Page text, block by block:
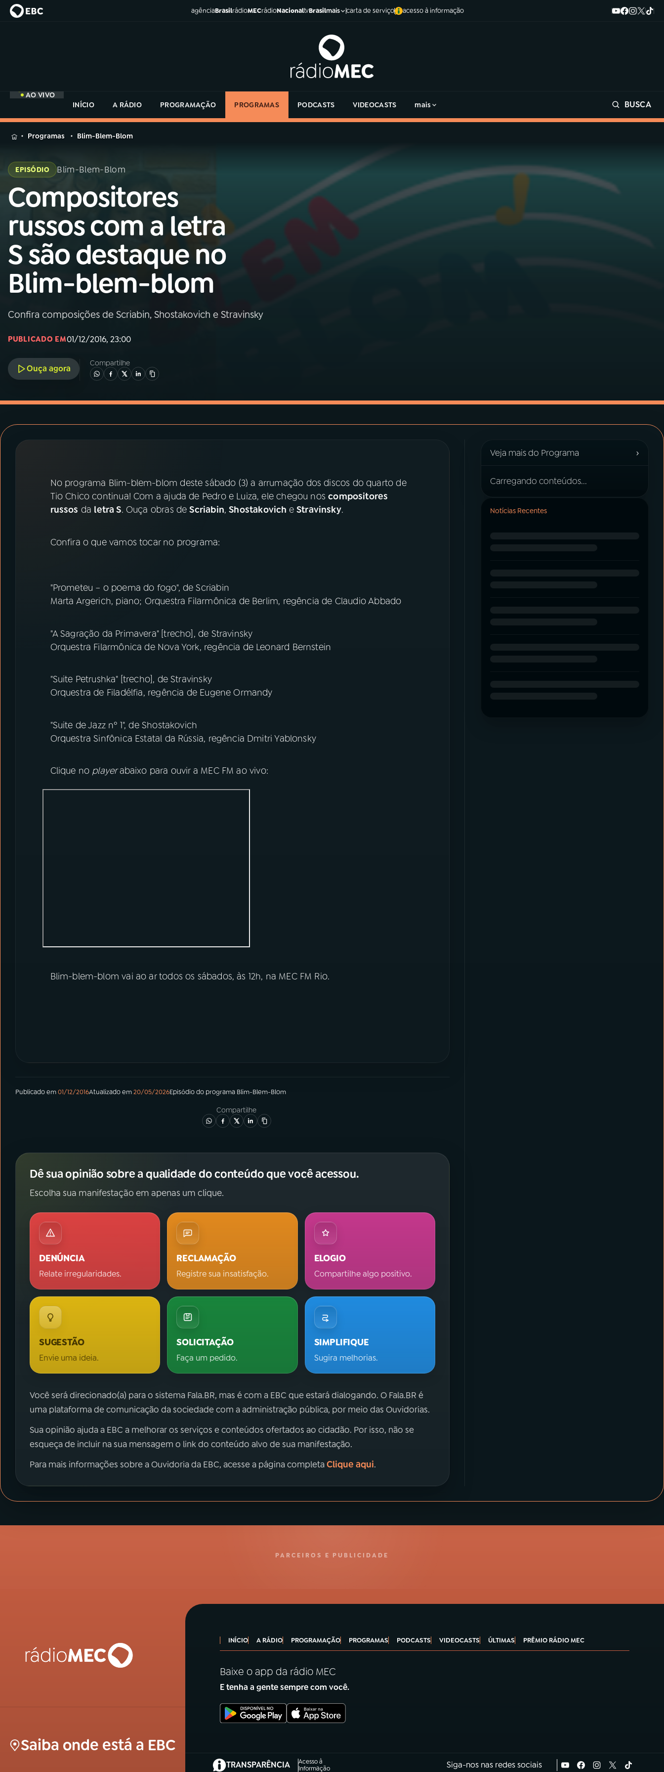
agênciaBrasilrádioMECrádioNacionaltvBrasilmais carta de serviço acesso à informação
AO VIVO
INÍCIO
A RÁDIO PROGRAMAÇÃO PROGRAMAS PODCASTS VIDEOCASTS mais BUSCA
MENU
Buscar
na
Rádio
MEC
01INÍCIO
A RÁDIO
03PROGRAMAÇÃO
05PODCASTS
PRÊMIO RÁDIO MEC
ACOMPANHE A RÁDIO MEC
na
Rádio
Programas Blim-Blem-Blom
EPISÓDIO Blim-Blem-Blom
Compositores
russos com a letra
S são destaque no
Blim-blem-blom
Confira composições de Scriabin, Shostakovich e Stravinsky
PUBLICADO EM01/12/2016, 23:00
Ouça agora
Compartilhe
No programa Blim-blem-blom deste sábado (3) a arrumação dos discos do quarto de
Tio Chico continua! Com a ajuda de Pedro e Luiza, ele chegou noscompositores
russos da letra S. Ouça obras deScriabin,Shostakovich eStravinsky.
Confira o que vamos tocar no programa:
"Prometeu – o poema do fogo", de Scriabin
Marta Argerich, piano; Orquestra Filarmônica de Berlim, regência de Claudio Abbado
"A Sagração da Primavera" [trecho], de Stravinsky
Orquestra Filarmônica de Nova York, regência de Leonard Bernstein
"Suite Petrushka" [trecho], de Stravinsky
Orquestra de Filadélfia, regência de Eugene Ormandy
"Suite de Jazz nº 1", de Shostakovich
Orquestra Sinfônica Estatal da Rússia, regência Dmitri Yablonsky
Clique no playerabaixo para ouvir a MEC FM ao vivo:
Blim-blem-blom vai ao ar todos os sábados, às 12h, na MEC FM Rio.
Publicado em01/12/2016Atualizado em20/05/2026Episódiodo programa Blim-Blem-Blom
Compartilhe
Dê sua opinião sobre a qualidade do conteúdo que você acessou.
Escolha sua manifestação em apenas um clique.
DENÚNCIA
Relate irregularidades.
RECLAMAÇÃO
Registre sua insatisfação.
ELOGIO
Compartilhe algo positivo.
SUGESTÃO
Envie uma ideia.
SOLICITAÇÃO
Faça um pedido.
SIMPLIFIQUE
Sugira melhorias.
Você será direcionado(a) para o sistema Fala.BR, mas é com a EBC que estará dialogando. O Fala.BR é
uma plataforma de comunicação da sociedade com a administração pública, por meio das Ouvidorias.
Sua opinião ajuda a EBC a melhorar os serviços e conteúdos ofertados ao cidadão. Por isso, não se
esqueça de incluir na sua mensagem o link do conteúdo alvo de sua manifestação.
Para mais informações sobre a Ouvidoria da EBC, acesse a página completaClique aqui.
Veja mais do Programa ›
Carregando conteúdos...
Notícias Recentes
PARCEIROS E PUBLICIDADE
Saiba onde está a EBC
INÍCIO A RÁDIO PROGRAMAÇÃO PROGRAMAS PODCASTS VIDEOCASTS ÚLTIMAS PRÊMIO RÁDIO MEC
Baixe o app da rádio MEC
E tenha a gente sempre com você.
TRANSPARÊNCIA
Acesso à
Informação
Siga-nos nas redes sociais